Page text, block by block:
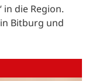
in die Region.
Bitburg und